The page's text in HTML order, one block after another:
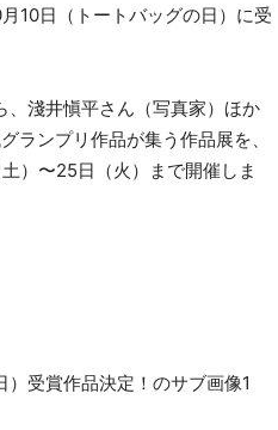
10日（トートバッグの日）に受
、淺井愼平さん（写真家）ほか
ランプリ作品が集う作品展を、
）〜25日（火）まで開催しま